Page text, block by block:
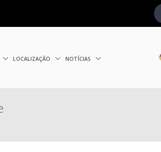
LOCALIZAÇÃO NOTÍCIAS